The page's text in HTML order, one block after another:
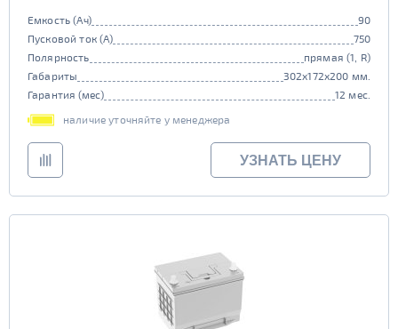
Емкость (Ач)
90
Пусковой ток (А)
750
Полярность
прямая (1, R)
Габариты
302x172x200 мм.
Гарантия (мес)
12 мес.
наличие уточняйте у менеджера
УЗНАТЬ ЦЕНУ